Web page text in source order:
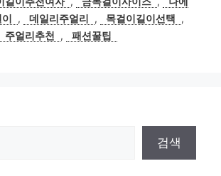
리
, 데일리주얼리 , 목걸이길이선택
,
주얼리추천
, 패션꿀팁
검색